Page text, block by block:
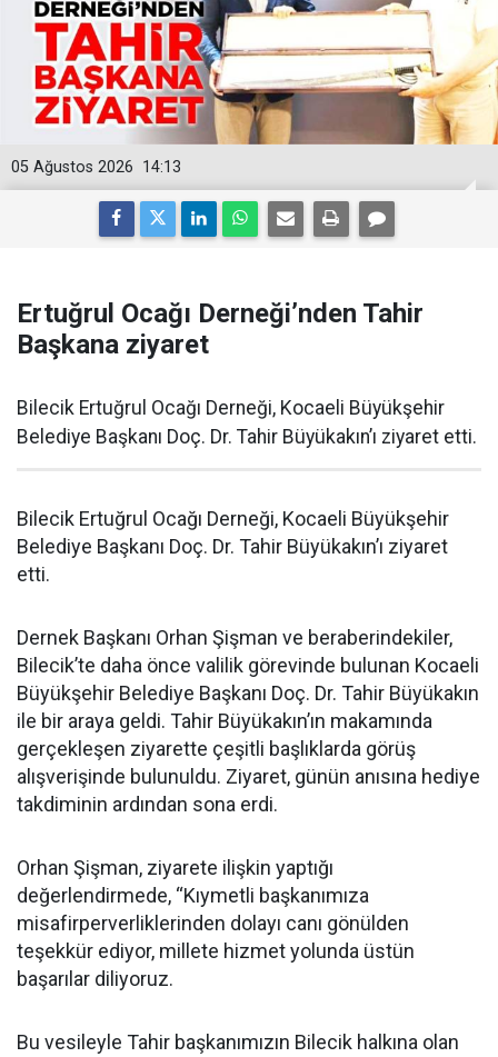
14:13
05 Ağustos 2026
Ertuğrul Ocağı Derneği’nden Tahir
Başkana ziyaret
Bilecik Ertuğrul Ocağı Derneği, Kocaeli Büyükşehir
Belediye Başkanı Doç. Dr. Tahir Büyükakın’ı ziyaret etti.
Bilecik Ertuğrul Ocağı Derneği, Kocaeli Büyükşehir
Belediye Başkanı Doç. Dr. Tahir Büyükakın’ı ziyaret
etti.
Dernek Başkanı Orhan Şişman ve beraberindekiler,
Bilecik’te daha önce valilik görevinde bulunan Kocaeli
Büyükşehir Belediye Başkanı Doç. Dr. Tahir Büyükakın
ile bir araya geldi. Tahir Büyükakın’ın makamında
gerçekleşen ziyarette çeşitli başlıklarda görüş
alışverişinde bulunuldu. Ziyaret, günün anısına hediye
takdiminin ardından sona erdi.
Orhan Şişman, ziyarete ilişkin yaptığı
değerlendirmede, “Kıymetli başkanımıza
misafirperverliklerinden dolayı canı gönülden
teşekkür ediyor, millete hizmet yolunda üstün
başarılar diliyoruz.
Bu vesileyle Tahir başkanımızın Bilecik halkına olan